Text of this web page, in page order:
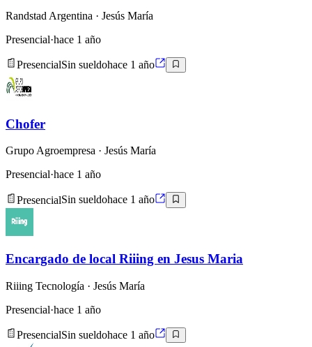
Randstad Argentina · Jesús María
Presencial·hace 1 año
PresencialSin sueldohace 1 año
Chofer
Grupo Agroempresa · Jesús María
Presencial·hace 1 año
PresencialSin sueldohace 1 año
Encargado de local Riiing en Jesus Maria
Riiing Tecnología · Jesús María
Presencial·hace 1 año
PresencialSin sueldohace 1 año